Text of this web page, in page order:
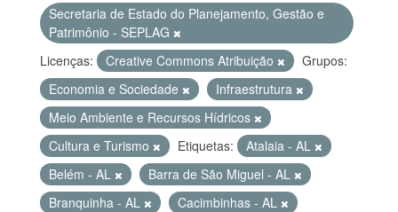
Secretaria de Estado do Planejamento, Gestão e
Patrimônio - SEPLAG
Licenças:
Creative Commons Atribuição
Grupos:
Economia e Sociedade
Infraestrutura
Meio Ambiente e Recursos Hídricos
Cultura e Turismo
Etiquetas:
Atalaia - AL
Belém - AL
Barra de São Miguel - AL
Branquinha - AL
Cacimbinhas - AL